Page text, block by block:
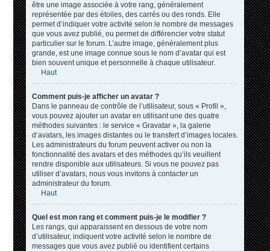
être une image associée à votre rang, généralement
représentée par des étoiles, des carrés ou des ronds. Elle
permet d’indiquer votre activité selon le nombre de messages
que vous avez publié, ou permet de différencier votre statut
particulier sur le forum. L’autre image, généralement plus
grande, est une image connue sous le nom d’avatar qui est
bien souvent unique et personnelle à chaque utilisateur.
Haut
Comment puis-je afficher un avatar ?
Dans le panneau de contrôle de l’utilisateur, sous « Profil »,
vous pouvez ajouter un avatar en utilisant une des quatre
méthodes suivantes : le service « Gravatar », la galerie
d’avatars, les images distantes ou le transfert d’images locales.
Les administrateurs du forum peuvent activer ou non la
fonctionnalité des avatars et des méthodes qu’ils veuillent
rendre disponible aux utilisateurs. Si vous ne pouvez pas
utiliser d’avatars, nous vous invitons à contacter un
administrateur du forum.
Haut
Quel est mon rang et comment puis-je le modifier ?
Les rangs, qui apparaissent en dessous de votre nom
d’utilisateur, indiquent votre activité selon le nombre de
messages que vous avez publié ou identifient certains